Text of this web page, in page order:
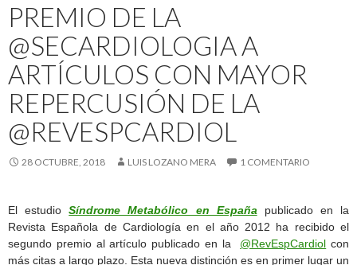
PREMIO DE LA
@SECARDIOLOGIA A
ARTÍCULOS CON MAYOR
REPERCUSIÓN DE LA
@REVESPCARDIOL
28 OCTUBRE, 2018 LUIS LOZANO MERA 1 COMENTARIO
El estudioSíndrome Metabólico en España publicado en la
Revista Española de Cardiología en el año 2012 ha recibido el
segundo premio al artículo publicado en la @RevEspCardiol con
más citas a largo plazo. Esta nueva distinción es en primer lugar un